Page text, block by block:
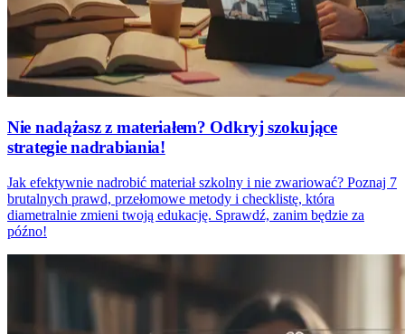
Nie nadążasz z materiałem? Odkryj szokujące
strategie nadrabiania!
Jak efektywnie nadrobić materiał szkolny i nie zwariować? Poznaj 7
brutalnych prawd, przełomowe metody i checklistę, która
diametralnie zmieni twoją edukację. Sprawdź, zanim będzie za
późno!